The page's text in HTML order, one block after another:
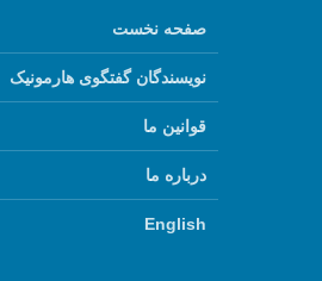
صفحه نخست
نویسندگان گفتگوی هارمونیک
قوانین ما
درباره ما
English